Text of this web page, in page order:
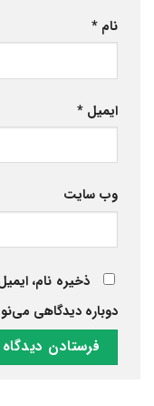
نام *
ایمیل *
وب‌ سایت
ذخیره نام،
دوباره دیدگاهی